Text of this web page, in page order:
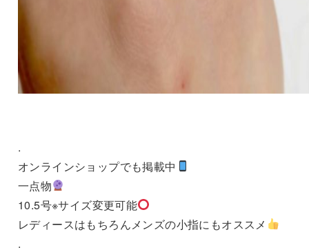
.
オンラインショップでも掲載中
一点物
10.5号※サイズ変更可能
レディースはもちろんメンズの小指にもオススメ
.